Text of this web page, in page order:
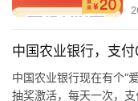
中国农业银行，支付
中国农业银行现在有个“
抽奖激活，每天一次，